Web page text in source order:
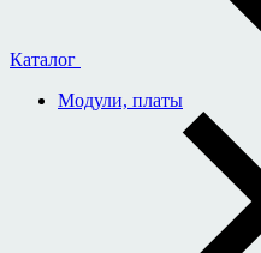
Каталог
Модули, платы